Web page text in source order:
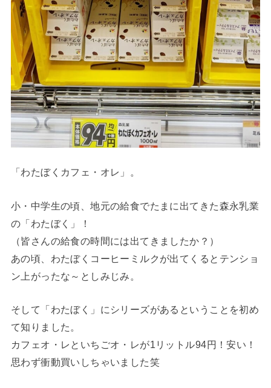
「わたぼくカフェ・オレ」。
小・中学生の頃、地元の給食でたまに出てきた森永乳業
の「わたぼく」！
（皆さんの給食の時間には出てきましたか？）
あの頃、わたぼくコーヒーミルクが出てくるとテンショ
ン上がったな～としみじみ。
そして「わたぼく」にシリーズがあるということを初め
て知りました。
カフェオ・レといちごオ・レが1リットル94円！安い！
思わず衝動買いしちゃいました笑